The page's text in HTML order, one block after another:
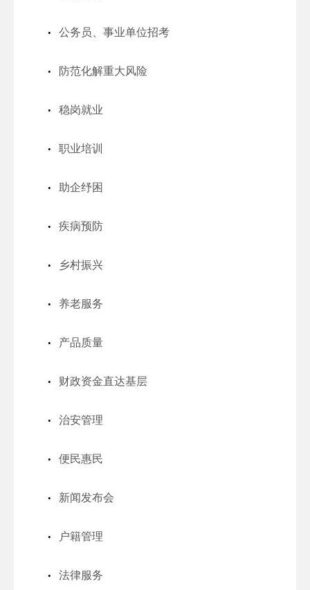
公务员、事业单位招考
防范化解重大风险
稳岗就业
职业培训
助企纾困
疾病预防
乡村振兴
养老服务
产品质量
财政资金直达基层
治安管理
便民惠民
新闻发布会
户籍管理
法律服务